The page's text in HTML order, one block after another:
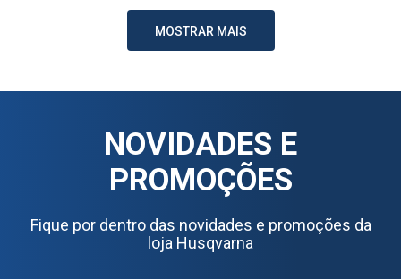
MOSTRAR MAIS
NOVIDADES E
PROMOÇÕES
Fique por dentro das novidades e promoções da
loja Husqvarna